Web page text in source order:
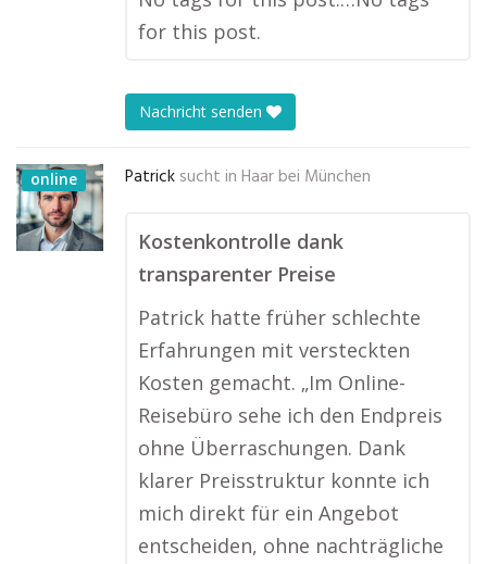
for this post.
Nachricht senden
online Patrick sucht in Haar bei München
Kostenkontrolle dank
transparenter Preise
Patrick hatte früher schlechte
Erfahrungen mit versteckten
Kosten gemacht. „Im Online-
Reisebüro sehe ich den Endpreis
ohne Überraschungen. Dank
klarer Preisstruktur konnte ich
mich direkt für ein Angebot
entscheiden, ohne nachträgliche